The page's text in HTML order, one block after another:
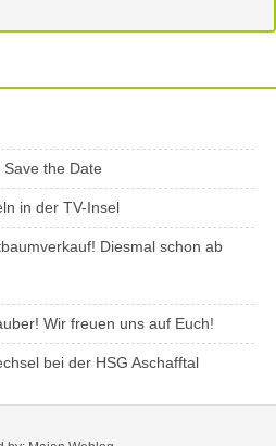
the Date
in der TV-Insel
Diesmal schon ab
Wir freuen uns auf Euch!
bei der HSG Aschafftal